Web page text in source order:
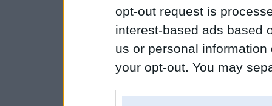
opt-out request is
interest-based ads based
us or personal
your opt-out. You may